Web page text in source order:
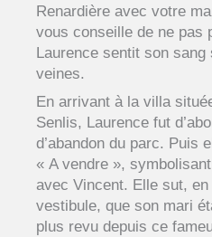
Renardière avec votre
vous conseille de ne pas
Laurence sentit son
veines.
En arrivant à la villa
Senlis, Laurence fut
d’abandon du parc. Puis
« A vendre »,
avec Vincent. Elle sut,
vestibule, que son mari
plus revu depuis ce